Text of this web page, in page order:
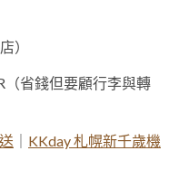
）
（省錢但要顧行李與轉
KKday 札幌新千歲機